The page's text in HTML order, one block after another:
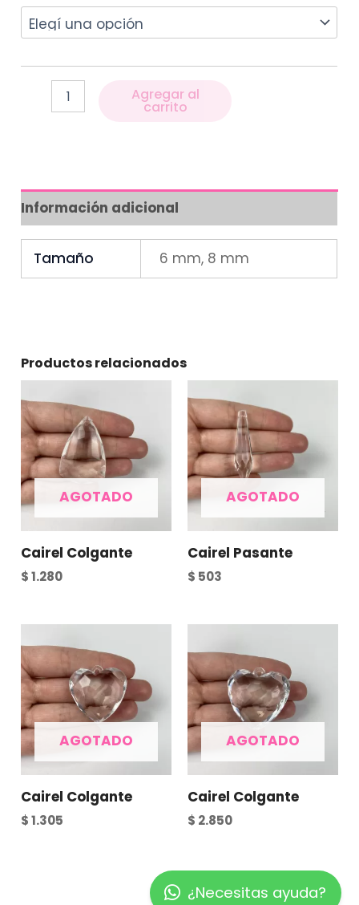
Agregar al
carrito
Información adicional
Tamaño 6 mm, 8 mm
Productos relacionados
AGOTADO
Cairel Colgante
$1.280
AGOTADO
Cairel Pasante
$ 503
AGOTADO
Cairel Colgante
$1.305
AGOTADO
Cairel Colgante
$ 2.850
¿Necesitas ayuda?